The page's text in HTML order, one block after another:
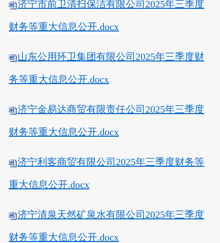
济宁市前卫清扫保洁有限公司2025年三季度
财务等重大信息公开.docx
山东公用环卫集团有限公司2025年三季度财
务等重大信息公开.docx
济宁金易达商贸有限责任公司2025年三季度
财务等重大信息公开.docx
济宁利客商贸有限公司2025年三季度财务等
重大信息公开.docx
济宁清泉天然矿泉水有限公司2025年三季度
财务等重大信息公开.docx